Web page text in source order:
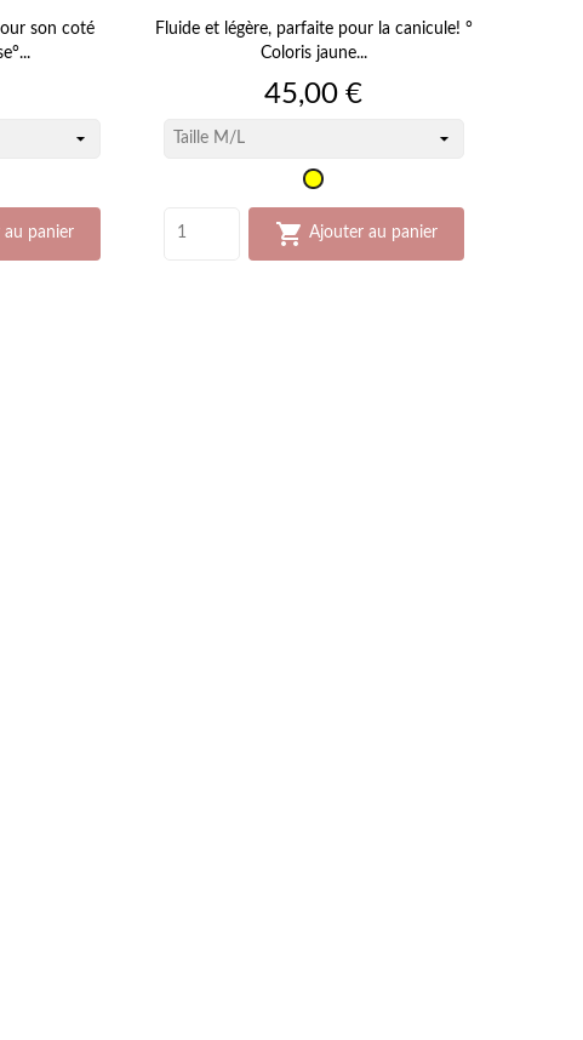
son coté
panier
Fluide et légère, parfaite pour la canicule! °
Coloris jaune...
Prix
45,00 €
Jaune
 Ajouter au panier